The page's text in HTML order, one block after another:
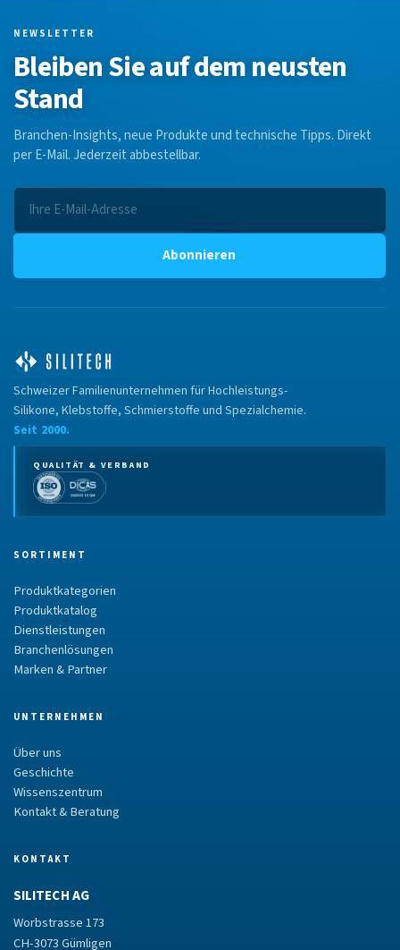
NEWSLETTER
Bleiben Sie auf dem neusten
Stand
Branchen-Insights, neue Produkte und technische Tipps. Direkt
per E-Mail. Jederzeit abbestellbar.
Abonnieren
Schweizer Familienunternehmen für Hochleistungs-
Silikone, Klebstoffe, Schmierstoffe und Spezialchemie.
Seit 2000.
QUALITÄT & VERBAND
SORTIMENT
Produktkategorien
Produktkatalog
Dienstleistungen
Branchenlösungen
Marken & Partner
UNTERNEHMEN
Über uns
Geschichte
Wissenszentrum
Kontakt & Beratung
KONTAKT
SILITECH AG
Worbstrasse 173
CH-3073 Gümligen